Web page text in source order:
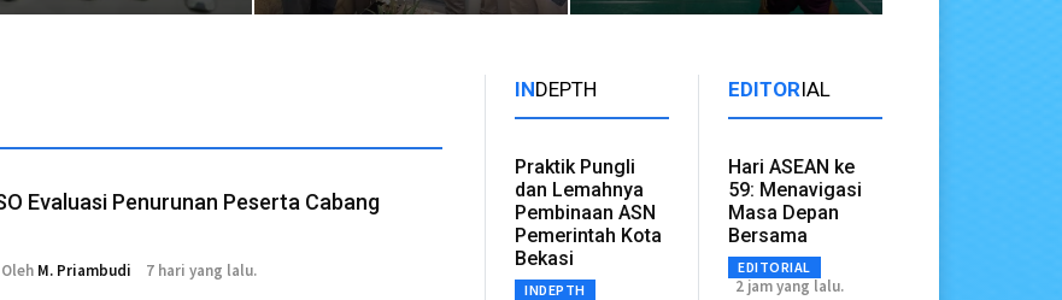
Evaluasi Penurunan Peserta Cabang
Oleh M. Priambudi 7 hari yang lalu.
INDEPTH
Praktik Pungli
dan Lemahnya
Pembinaan ASN
Pemerintah Kota
Bekasi
INDEPTH
EDITORIAL
Hari ASEAN ke
59: Menavigasi
Masa Depan
Bersama
EDITORIAL
2 jam yang lalu.